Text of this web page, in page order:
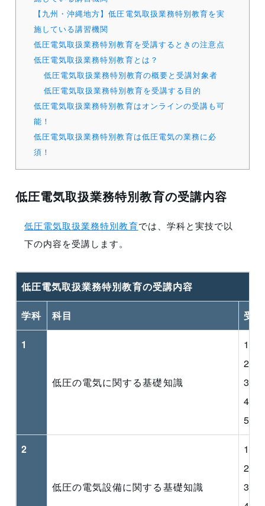
【九州・沖縄地方】低圧電気取扱業務特別教育を実
施している講習機関
低圧電気取扱業務特別教育を受講するときの注意点
低圧電気取扱業務特別教育とは？
低圧電気取扱業務特別教育の概要と受講対象者
低圧電気取扱業務特別教育を受講する目的
低圧電気取扱業務特別教育はオンラインの受講も可
能！
低圧電気取扱業務特別教育は低圧電気の業務に必
須！
低圧電気取扱業務特別教育の受講内容
低圧電気取扱業務特別教育では、学科と実技で以
下の内容を受講します。
低圧電気取扱業務特別教育の受講内容
学科 科目 受
1
低圧の電気に関する基礎知識
1
2 短
3 漏
4 接
5
2
低圧の電気設備に関する基礎知識
1
2
3 配